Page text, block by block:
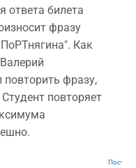
ответа билета
фразу
Как
фразу,
повторяет